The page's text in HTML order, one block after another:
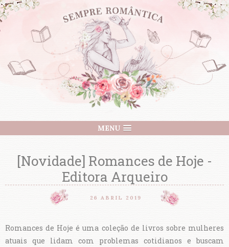
MENU
[Novidade] Romances de Hoje -
Editora Arqueiro
26 ABRIL 2019
Romances de Hoje é uma coleção de livros sobre mulheres
atuais que lidam com problemas cotidianos e buscam